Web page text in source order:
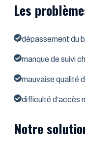
Les
dépassement du
manque de suivi
mauvaise qualité
difficulté d’accès
Notre